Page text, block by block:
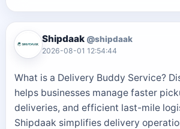
Shipdaak @shipdaak
2026-08-01 12:54:44
What is a Delivery Buddy Service?
helps businesses manage faster
deliveries, and efficient last-mile
Shipdaak simplifies delivery